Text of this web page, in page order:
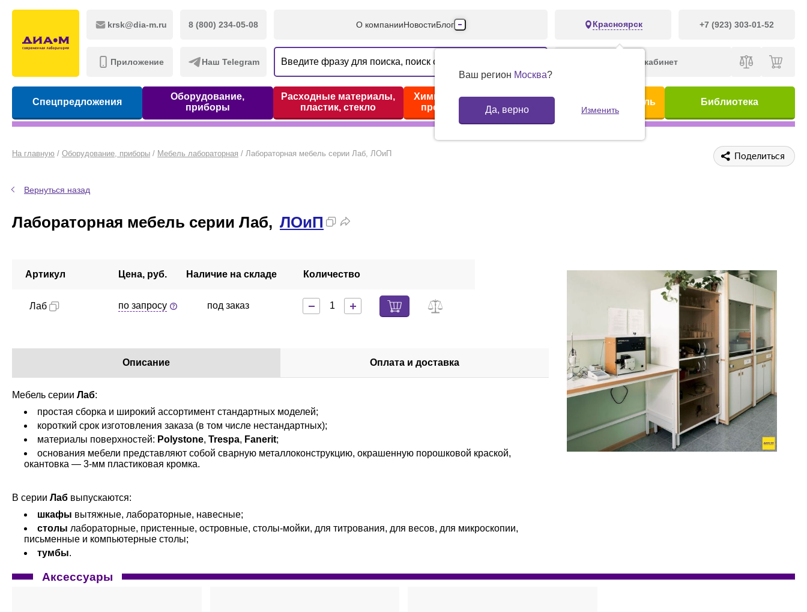
krsk@dia-m.ru 8 (800) 234-05-08
Приложение Наш Telegram
О компанииНовостиБлог
Производители
Партнеры
Контакты
Красноярск +7 (923) 303-01-52
Ваш регион Москва?
Да, верно Изменить
Личный кабинет
Спецпредложения
Оборудование,
приборы
Расходные материалы,
пластик, стекло
Химические реактивы,
препараты, наборы
Предметный указатель Библиотека
На главную / Оборудование, приборы / Мебель лабораторная / Лабораторная мебель серии Лаб, ЛОиП Поделиться
Вернуться назад
Лабораторная мебель серии Лаб, ЛОиП
Артикул Цена, руб. Наличие на складе Количество
Лаб по запросу под заказ
Описание Оплата и доставка
Мебель серии Лаб:
простая сборка и широкий ассортимент стандартных моделей;
короткий срок изготовления заказа (в том числе нестандартных);
материалы поверхностей: Polystone, Trespa, Fanerit;
основания мебели представляют собой сварную металлоконструкцию, окрашенную порошковой краской,
окантовка — 3-мм пластиковая кромка.
В серии Лаб выпускаются:
шкафы вытяжные, лабораторные, навесные;
столы лабораторные, пристенные, островные, столы-мойки, для титрования, для весов, для микроскопии,
письменные и компьютерные столы;
тумбы.
Аксессуары